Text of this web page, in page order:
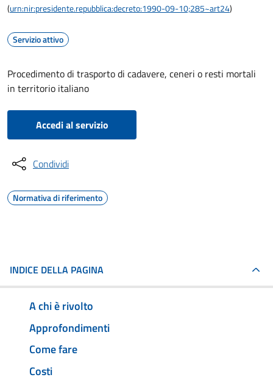
(urn:nir:presidente.repubblica:decreto:1990-09-10;285~art24)
Servizio attivo
Procedimento di trasporto di cadavere, ceneri o resti mortali
in territorio italiano
Accedi al servizio
Condividi
Normativa di riferimento
INDICE DELLA PAGINA
A chi è rivolto
Approfondimenti
Come fare
Costi